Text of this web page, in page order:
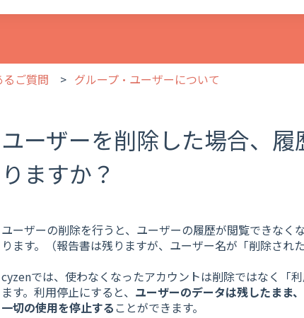
ご質問 グループ・ユーザーについて
ユーザーを削除した場合、
りますか？
ユーザーの削除を行うと、ユーザーの履歴が閲覧できなく
ります。（報告書は残りますが、ユーザー名が「削除され
cyzenでは、使わなくなったアカウントは削除ではなく「
ます。利用停止にすると、 ユーザーのデータは残したまま、
一切の使用を停止する ことができます。